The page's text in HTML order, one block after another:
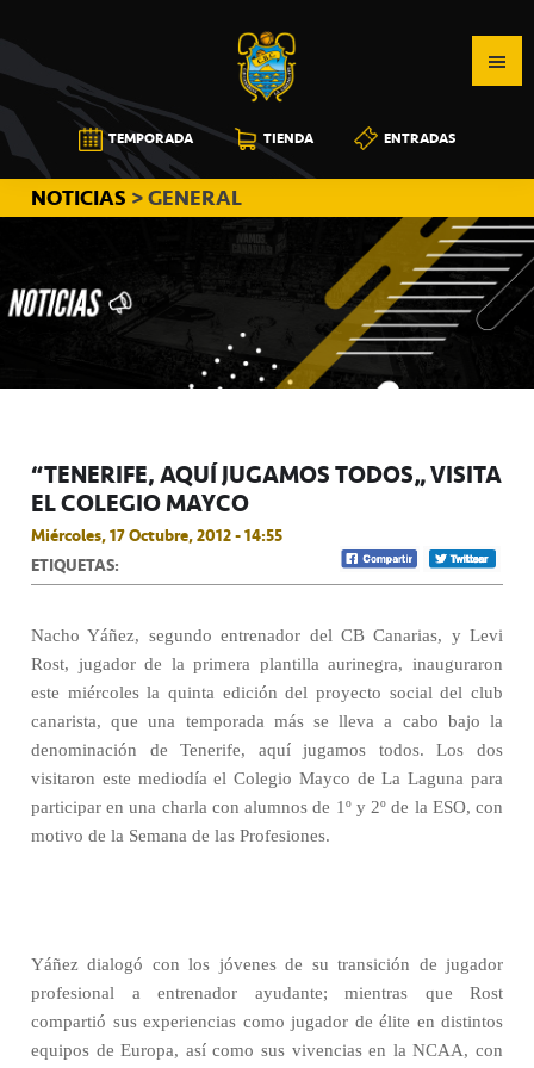
a
la
navegación
principal
al
contenido
principal
a
la
barra
lateral
principal
CB
CANARIAS
TEMPORADA TIENDA ENTRADAS
NOTICIAS > GENERAL
“TENERIFE, AQUÍ JUGAMOS TODOS” VISITA
EL COLEGIO MAYCO
Miércoles, 17 Octubre, 2012 - 14:55
ETIQUETAS:
Nacho Yáñez, segundo entrenador del CB Canarias, y Levi
Rost, jugador de la primera plantilla aurinegra, inauguraron
este miércoles la quinta edición del proyecto social del club
canarista, que una temporada más se lleva a cabo bajo la
denominación de Tenerife, aquí jugamos todos. Los dos
visitaron este mediodía el Colegio Mayco de La Laguna para
participar en una charla con alumnos de 1º y 2º de la ESO, con
motivo de la Semana de las Profesiones.
Yáñez dialogó con los jóvenes de su transición de jugador
profesional a entrenador ayudante; mientras que Rost
compartió sus experiencias como jugador de élite en distintos
equipos de Europa, así como sus vivencias en la NCAA, con